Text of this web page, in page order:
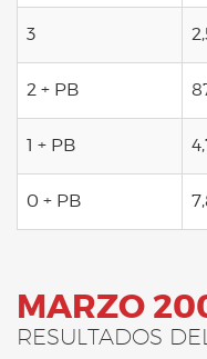
3
2 + PB
1 + PB
0 + PB
MARZO
RESULTADOS